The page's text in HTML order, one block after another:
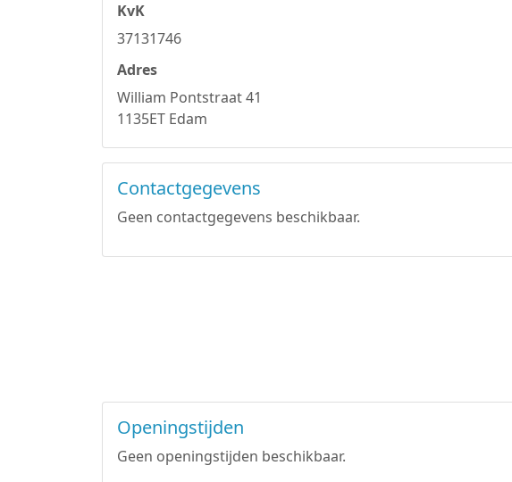
KvK
37131746
Adres
William Pontstraat 41
1135ET Edam
Contactgegevens
Geen contactgegevens beschikbaar.
Openingstijden
Geen openingstijden beschikbaar.